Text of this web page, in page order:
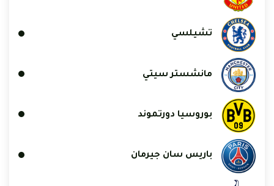
تشيلسي
مانشستر سيتي
بوروسيا دورتموند
باريس سان جيرمان